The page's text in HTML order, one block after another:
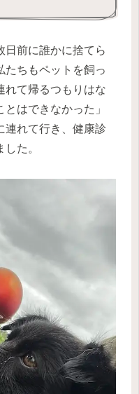
日前に誰かに捨てら
たちもペットを飼っ
れて帰るつもりはな
はできなかった」
連れて行き、健康診
た。